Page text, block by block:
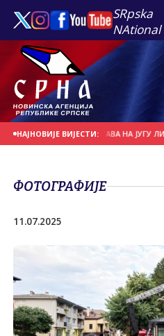
SRpska
NAtional
НАЈНОВИЈЕ ВИЈЕСТИ:
БОРБЕНИХ ДЕЈСТАВА НА ЈУГУ ЛИБАНА
ФОТОГРАФИЈЕ
11.07.2025